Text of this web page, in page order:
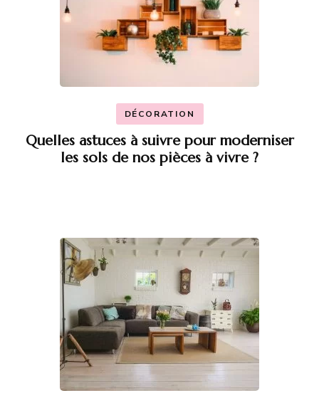
DÉCORATION
Quelles astuces à suivre pour moderniser
les sols de nos pièces à vivre ?